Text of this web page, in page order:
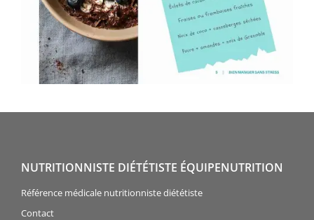
NUTRITIONNISTE DIÉTÉTISTE ÉQUIPENUTRITION
Référence médicale nutritionniste diététiste
Contact